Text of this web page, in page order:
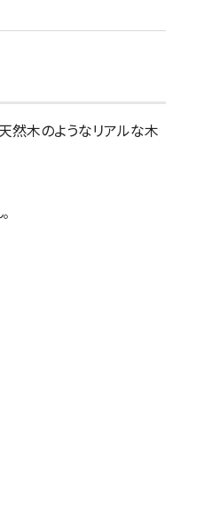
然木のようなリアルな木